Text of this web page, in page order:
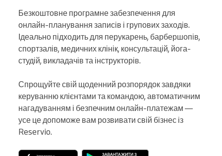
Безкоштовне програмне забезпечення для
онлайн-планування записів і групових заходів.
Ідеально підходить для перукарень, барбершопів,
спортзалів, медичних клінік, консультацій, йога-
студій, викладачів та інструкторів.
Спрощуйте свій щоденний розпорядок завдяки
керуванню клієнтами та командою, автоматичним
нагадуванням і безпечним онлайн-платежам —
усе це допоможе вам розвивати свій бізнес із
Reservio.